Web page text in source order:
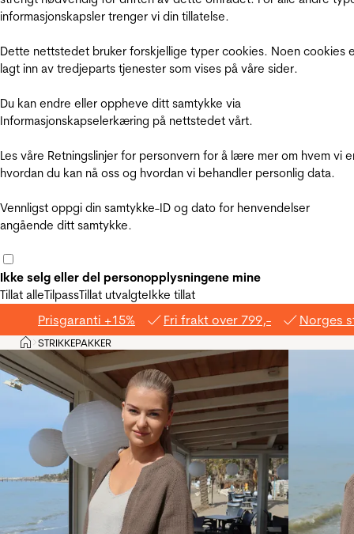
informasjonskapsler trenger vi din tillatelse.
Dette nettstedet bruker forskjellige typer cookies. Noen cookies
lagt inn av tredjeparts tjenester som vises på våre sider.
Du kan endre eller oppheve ditt samtykke via
Informasjonskapselerkæring på nettstedet vårt.
Les våre Retningslinjer for personvern for å lære mer om hvem vi
hvordan du kan nå oss og hvordan vi behandler personlig data.
Vennligst oppgi din samtykke-ID og dato for henvendelser
angående ditt samtykke.
Ikke selg eller del personopplysningene mine
Tillat alleTilpassTillat utvalgteIkke tillat
Prisgaranti +15% Fri frakt over 799,- Norges
Hjem
>STRIKKEPAKKER